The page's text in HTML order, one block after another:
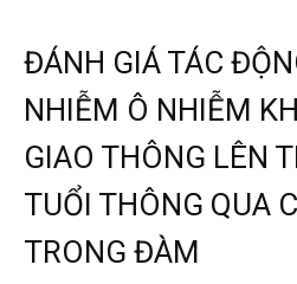
ĐÁNH GIÁ TÁC
NHIỄM Ô NHIỄM
GIAO THÔNG LÊN
TUỔI THÔNG QUA
TRONG ĐÀM